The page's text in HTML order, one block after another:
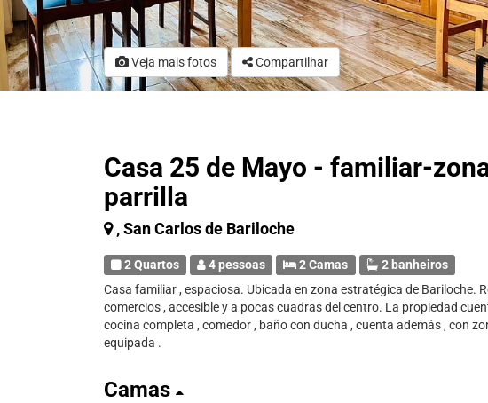
Veja mais fotos Compartilhar
Casa 25 de Mayo - familiar-
parrilla
, San Carlos de Bariloche
2 Quartos 4 pessoas 2 Camas
2 banheiros
Casa familiar , espaciosa. Ubicada en zona estratégica de Bariloche.
comercios , accesible y a pocas cuadras del centro. La propiedad
cocina completa , comedor , baño con ducha , cuenta además , con
equipada .
Camas